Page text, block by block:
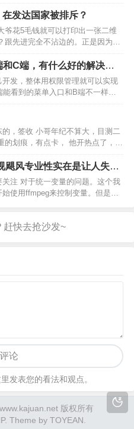
有了存储器，才有记忆功能，，
。存储器的种类很多。按其用途
与辅助…
发达国家被排斥？
爷花5毛钱就可以打印出一张二维
跟先进完全不沾边的。正是因为不
起一台先进的、具有NFC感应功能
就是现实。…
C端，有什么好的解决方
发，整体用权限管理就可以实现
看到的菜单入口和B端不一样就
就是看你们的技术能力和投入了
。只能找人定制开…
，签收 小哥年纪不算大，目测二
的划痕，有点卡， 他开热点了，热
同款 现在他那边操作了一会，然
手机刷刷的…
风专业性实在是让人失
注 对于统一变量的问题。这个我
使用ffmpeg来控制变量。但是发
评论
发表您的看法和观点。
版权所有
. Theme by TOYEAN